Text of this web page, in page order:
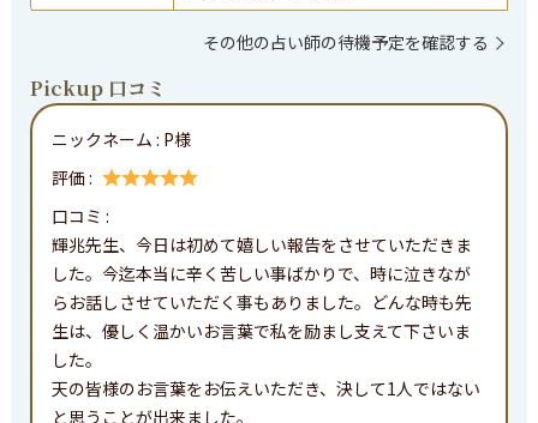
その他の占い師の待機予定を確認する
Pickup 口コミ
ニックネーム : P様
評価 :
口コミ :
輝兆先生、今日は初めて嬉しい報告をさせていただきま
した。今迄本当に辛く苦しい事ばかりで、時に泣きなが
らお話しさせていただく事もありました。どんな時も先
生は、優しく温かいお言葉で私を励まし支えて下さいま
した。
天の皆様のお言葉をお伝えいただき、決して1人ではない
と思うことが出来ました。